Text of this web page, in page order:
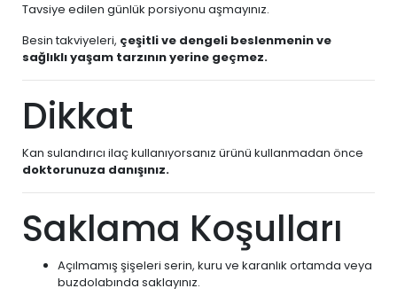
Tavsiye edilen günlük porsiyonu aşmayınız.
Besin takviyeleri, çeşitli ve dengeli beslenmenin ve
sağlıklı yaşam tarzının yerine geçmez.
Dikkat
Kan sulandırıcı ilaç kullanıyorsanız ürünü kullanmadan önce
doktorunuza danışınız.
Saklama Koşulları
Açılmamış şişeleri serin, kuru ve karanlık ortamda veya
buzdolabında saklayınız.